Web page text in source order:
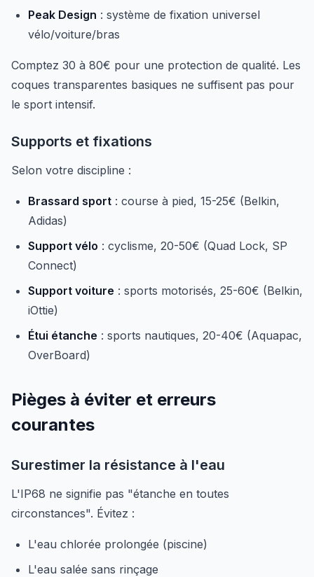
Peak Design : système de fixation universel
vélo/voiture/bras
Comptez 30 à 80€ pour une protection de qualité. Les
coques transparentes basiques ne suffisent pas pour
le sport intensif.
Supports et fixations
Selon votre discipline :
Brassard sport : course à pied, 15-25€ (Belkin,
Adidas)
Support vélo : cyclisme, 20-50€ (Quad Lock, SP
Connect)
Support voiture : sports motorisés, 25-60€ (Belkin,
iOttie)
Étui étanche : sports nautiques, 20-40€ (Aquapac,
OverBoard)
Pièges à éviter et erreurs
courantes
Surestimer la résistance à l'eau
L'IP68 ne signifie pas "étanche en toutes
circonstances". Évitez :
L'eau chlorée prolongée (piscine)
L'eau salée sans rinçage